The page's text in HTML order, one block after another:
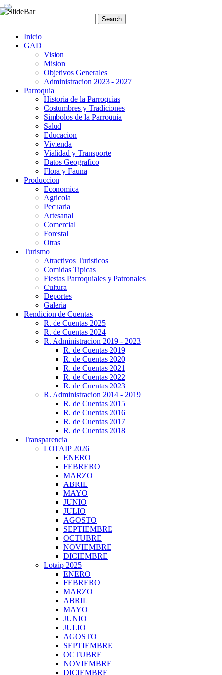
Inicio
GAD
Vision
Mision
Objetivos Generales
Administracion 2023 - 2027
Parroquia
Historia de la Parroquias
Costumbres y Tradiciones
Simbolos de la Parroquia
Salud
Educacion
Vivienda
Vialidad y Transporte
Datos Geografico
Flora y Fauna
Produccion
Economica
Agricola
Pecuaria
Artesanal
Comercial
Forestal
Otras
Turismo
Atractivos Turisticos
Comidas Tipicas
Fiestas Parroquiales y Patronales
Cultura
Deportes
Galeria
Rendicion de Cuentas
R. de Cuentas 2025
R. de Cuentas 2024
R. Administracion 2019 - 2023
R. de Cuentas 2019
R. de Cuentas 2020
R. de Cuentas 2021
R. de Cuentas 2022
R. de Cuentas 2023
R. Administracion 2014 - 2019
R. de Cuentas 2015
R. de Cuentas 2016
R. de Cuentas 2017
R. de Cuentas 2018
Transparencia
LOTAIP 2026
ENERO
FEBRERO
MARZO
ABRIL
MAYO
JUNIO
JULIO
AGOSTO
SEPTIEMBRE
OCTUBRE
NOVIEMBRE
DICIEMBRE
Lotaip 2025
ENERO
FEBRERO
MARZO
ABRIL
MAYO
JUNIO
JULIO
AGOSTO
SEPTIEMBRE
OCTUBRE
NOVIEMBRE
DICIEMBRE